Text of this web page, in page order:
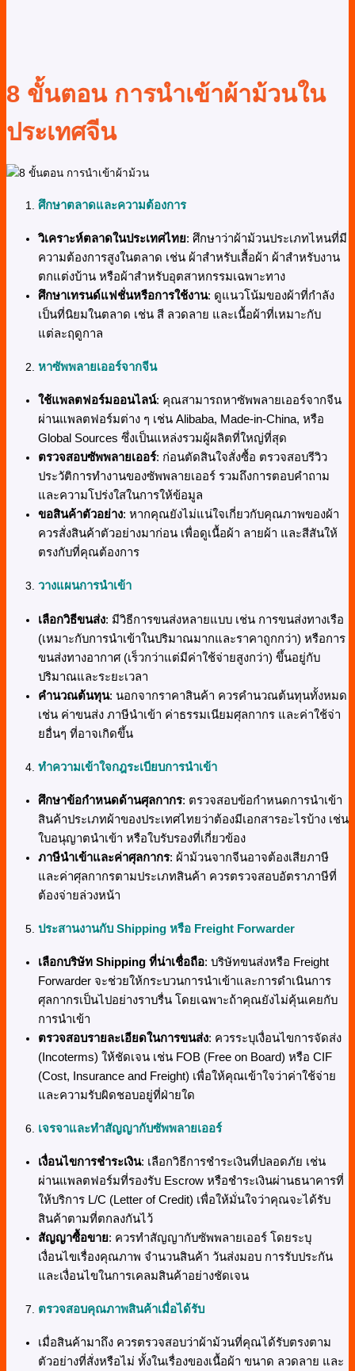
8 ขั้นตอน การนำเข้าผ้าม้วนใน
ประเทศจีน
ศึกษาตลาดและความต้องการ
วิเคราะห์ตลาดในประเทศไทย: ศึกษาว่าผ้าม้วนประเภทไหนที่มี
ความต้องการสูงในตลาด เช่น ผ้าสำหรับเสื้อผ้า ผ้าสำหรับงาน
ตกแต่งบ้าน หรือผ้าสำหรับอุตสาหกรรมเฉพาะทาง
ศึกษาเทรนด์แฟชั่นหรือการใช้งาน: ดูแนวโน้มของผ้าที่กำลัง
เป็นที่นิยมในตลาด เช่น สี ลวดลาย และเนื้อผ้าที่เหมาะกับ
แต่ละฤดูกาล
หาซัพพลายเออร์จากจีน
ใช้แพลตฟอร์มออนไลน์: คุณสามารถหาซัพพลายเออร์จากจีน
ผ่านแพลตฟอร์มต่าง ๆ เช่น Alibaba, Made-in-China, หรือ
Global Sources ซึ่งเป็นแหล่งรวมผู้ผลิตที่ใหญ่ที่สุด
ตรวจสอบซัพพลายเออร์: ก่อนตัดสินใจสั่งซื้อ ตรวจสอบรีวิว
ประวัติการทำงานของซัพพลายเออร์ รวมถึงการตอบคำถาม
และความโปร่งใสในการให้ข้อมูล
ขอสินค้าตัวอย่าง: หากคุณยังไม่แน่ใจเกี่ยวกับคุณภาพของผ้า
ควรสั่งสินค้าตัวอย่างมาก่อน เพื่อดูเนื้อผ้า ลายผ้า และสีสันให้
ตรงกับที่คุณต้องการ
วางแผนการนำเข้า
เลือกวิธีขนส่ง: มีวิธีการขนส่งหลายแบบ เช่น การขนส่งทางเรือ
(เหมาะกับการนำเข้าในปริมาณมากและราคาถูกกว่า) หรือการ
ขนส่งทางอากาศ (เร็วกว่าแต่มีค่าใช้จ่ายสูงกว่า) ขึ้นอยู่กับ
ปริมาณและระยะเวลา
คำนวณต้นทุน: นอกจากราคาสินค้า ควรคำนวณต้นทุนทั้งหมด
เช่น ค่าขนส่ง ภาษีนำเข้า ค่าธรรมเนียมศุลกากร และค่าใช้จ่า
ยอื่นๆ ที่อาจเกิดขึ้น
ทำความเข้าใจกฎระเบียบการนำเข้า
ศึกษาข้อกำหนดด้านศุลกากร: ตรวจสอบข้อกำหนดการนำเข้า
สินค้าประเภทผ้าของประเทศไทยว่าต้องมีเอกสารอะไรบ้าง เช่น
ใบอนุญาตนำเข้า หรือใบรับรองที่เกี่ยวข้อง
ภาษีนำเข้าและค่าศุลกากร: ผ้าม้วนจากจีนอาจต้องเสียภาษี
และค่าศุลกากรตามประเภทสินค้า ควรตรวจสอบอัตราภาษีที่
ต้องจ่ายล่วงหน้า
ประสานงานกับ Shipping หรือ Freight Forwarder
เลือกบริษัท Shipping ที่น่าเชื่อถือ: บริษัทขนส่งหรือ Freight
Forwarder จะช่วยให้กระบวนการนำเข้าและการดำเนินการ
ศุลกากรเป็นไปอย่างราบรื่น โดยเฉพาะถ้าคุณยังไม่คุ้นเคยกับ
การนำเข้า
ตรวจสอบรายละเอียดในการขนส่ง: ควรระบุเงื่อนไขการจัดส่ง
(Incoterms) ให้ชัดเจน เช่น FOB (Free on Board) หรือ CIF
(Cost, Insurance and Freight) เพื่อให้คุณเข้าใจว่าค่าใช้จ่าย
และความรับผิดชอบอยู่ที่ฝ่ายใด
เจรจาและทำสัญญากับซัพพลายเออร์
เงื่อนไขการชำระเงิน: เลือกวิธีการชำระเงินที่ปลอดภัย เช่น
ผ่านแพลตฟอร์มที่รองรับ Escrow หรือชำระเงินผ่านธนาคารที่
ให้บริการ L/C (Letter of Credit) เพื่อให้มั่นใจว่าคุณจะได้รับ
สินค้าตามที่ตกลงกันไว้
สัญญาซื้อขาย: ควรทำสัญญากับซัพพลายเออร์ โดยระบุ
เงื่อนไขเรื่องคุณภาพ จำนวนสินค้า วันส่งมอบ การรับประกัน
และเงื่อนไขในการเคลมสินค้าอย่างชัดเจน
ตรวจสอบคุณภาพสินค้าเมื่อได้รับ
เมื่อสินค้ามาถึง ควรตรวจสอบว่าผ้าม้วนที่คุณได้รับตรงตาม
ตัวอย่างที่สั่งหรือไม่ ทั้งในเรื่องของเนื้อผ้า ขนาด ลวดลาย และ